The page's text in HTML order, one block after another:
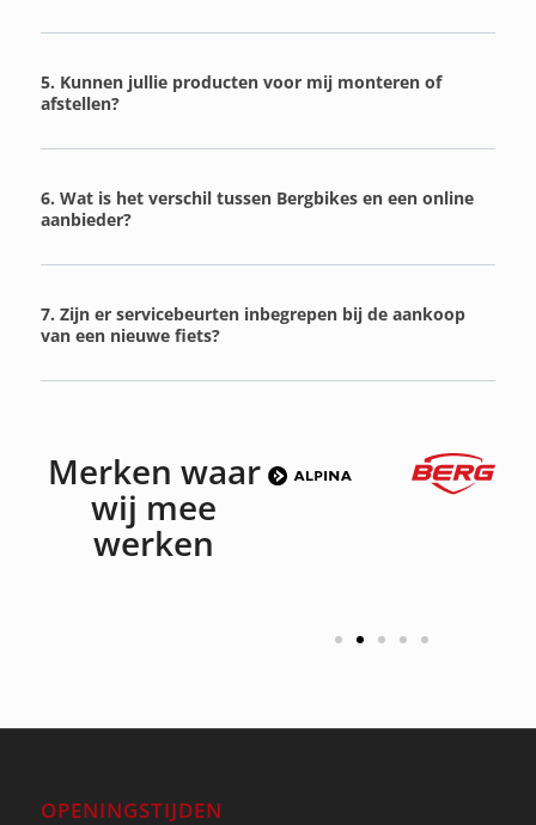
5. Kunnen jullie producten voor mij monteren of
afstellen?
6. Wat is het verschil tussen Bergbikes en een online
aanbieder?
7. Zijn er servicebeurten inbegrepen bij de aankoop
van een nieuwe fiets?
Merken waar
wij mee
werken
OPENINGSTIJDEN